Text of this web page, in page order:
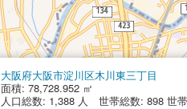
大阪府大阪市淀川区木川東三丁目
面積: 78,728.952 ㎡
人口総数: 1,388 人 世帯総数: 898 世帯